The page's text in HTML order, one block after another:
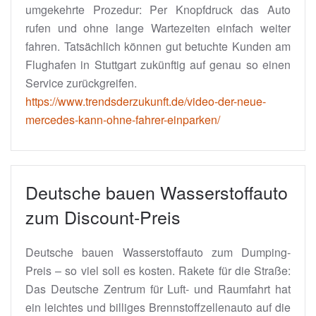
umgekehrte Prozedur: Per Knopfdruck das Auto
rufen und ohne lange Wartezeiten einfach weiter
fahren. Tatsächlich können gut betuchte Kunden am
Flughafen in Stuttgart zukünftig auf genau so einen
Service zurückgreifen.
https://www.trendsderzukunft.de/video-der-neue-
mercedes-kann-ohne-fahrer-einparken/
Deutsche bauen Wasserstoffauto
zum Discount-Preis
Deutsche bauen Wasserstoffauto zum Dumping-
Preis – so viel soll es kosten. Rakete für die Straße:
Das Deutsche Zentrum für Luft- und Raumfahrt hat
ein leichtes und billiges Brennstoffzellenauto auf die